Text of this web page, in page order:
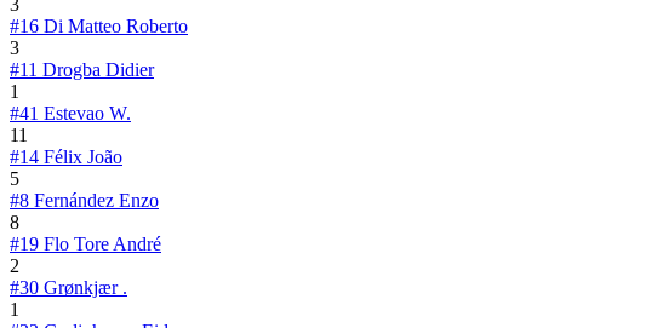
3
#16 Di Matteo Roberto
3
#11 Drogba Didier
1
#41 Estevao W.
11
#14 Félix João
5
#8 Fernández Enzo
8
#19 Flo Tore André
2
#30 Grønkjær .
1